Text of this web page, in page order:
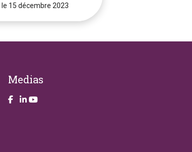
le 15 décembre 2023
Medias
Take a look on our facebook page
Take a look on our LinkendIn page